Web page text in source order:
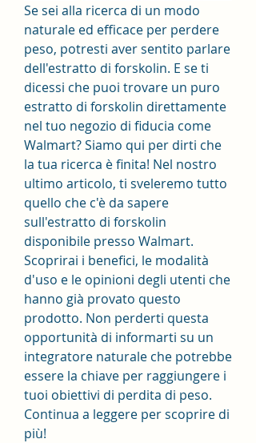
Se sei alla ricerca di un modo
naturale ed efficace per perdere
peso, potresti aver sentito parlare
dell'estratto di forskolin. E se ti
dicessi che puoi trovare un puro
estratto di forskolin direttamente
nel tuo negozio di fiducia come
Walmart? Siamo qui per dirti che
la tua ricerca è finita! Nel nostro
ultimo articolo, ti sveleremo tutto
quello che c'è da sapere
sull'estratto di forskolin
disponibile presso Walmart.
Scoprirai i benefici, le modalità
d'uso e le opinioni degli utenti che
hanno già provato questo
prodotto. Non perderti questa
opportunità di informarti su un
integratore naturale che potrebbe
essere la chiave per raggiungere i
tuoi obiettivi di perdita di peso.
Continua a leggere per scoprire di
più!